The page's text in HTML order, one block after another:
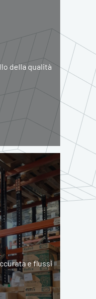
della qualità
e flussi